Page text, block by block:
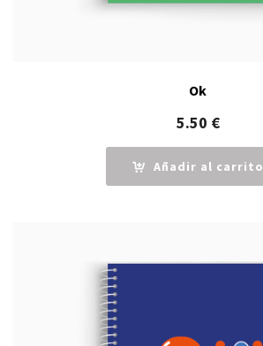
Ok
5.50 €
Añadir al carrito